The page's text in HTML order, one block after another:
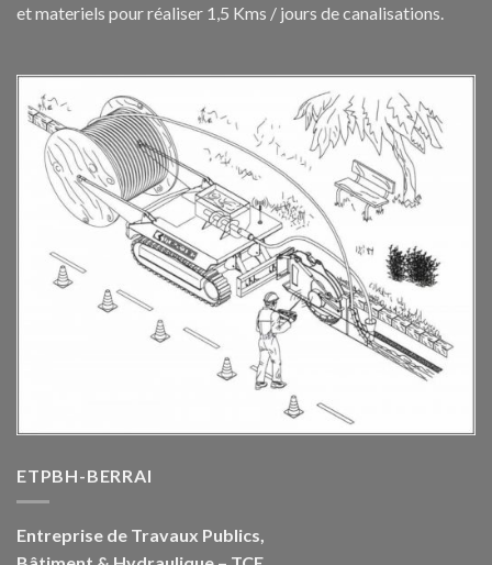
et materiels pour réaliser 1,5 Kms / jours de canalisations.
ETPBH-BERRAI
Entreprise de Travaux Publics,